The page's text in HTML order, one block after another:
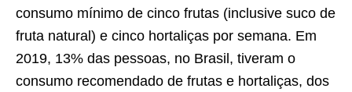
consumo mínimo de cinco frutas (inclusive suco de
fruta natural) e cinco hortaliças por semana. Em
2019, 13% das pessoas, no Brasil, tiveram o
consumo recomendado de frutas e hortaliças, dos